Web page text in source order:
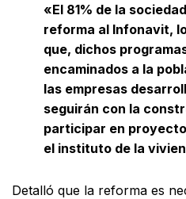
«El 81% de la
reforma al Infonavit,
que, dichos
encaminados a la
las empresas
seguirán con la
participar en
el instituto de la
Detalló que la reforma es